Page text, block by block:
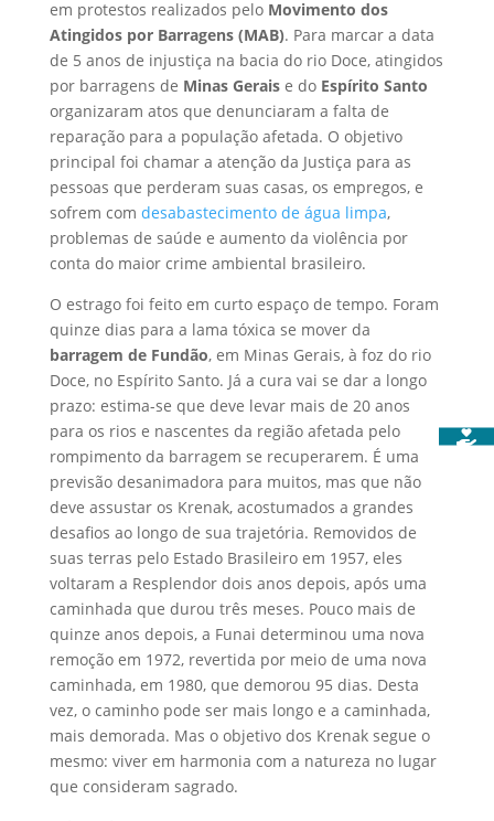
em protestos realizados pelo Movimento dos
Atingidos por Barragens (MAB). Para marcar a data
de 5 anos de injustiça na bacia do rio Doce, atingidos
por barragens de Minas Geraise do Espírito Santo
organizaram atos que denunciaram a falta de
reparação para a população afetada. O objetivo
principal foi chamar a atenção da Justiça para as
pessoas que perderam suas casas, os empregos, e
sofrem com desabastecimento de água limpa,
problemas de saúde e aumento da violência por
conta do maior crime ambiental brasileiro.
O estrago foi feito em curto espaço de tempo. Foram
quinze dias para a lama tóxica se mover da
barragem de Fundão, em Minas Gerais, à foz do rio
Doce, no Espírito Santo. Já a cura vai se dar a longo
prazo: estima-se que deve levar mais de 20 anos
para os rios e nascentes da região afetada pelo
rompimento da barragem se recuperarem. É uma
previsão desanimadora para muitos, mas que não
deve assustar os Krenak, acostumados a grandes
desafios ao longo de sua trajetória. Removidos de
suas terras pelo Estado Brasileiro em 1957, eles
voltaram a Resplendor dois anos depois, após uma
caminhada que durou três meses. Pouco mais de
quinze anos depois, a Funai determinou uma nova
remoção em 1972, revertida por meio de uma nova
caminhada, em 1980, que demorou 95 dias. Desta
vez, o caminho pode ser mais longo e a caminhada,
mais demorada. Mas o objetivo dos Krenak segue o
mesmo: viver em harmonia com a natureza no lugar
que consideram sagrado.